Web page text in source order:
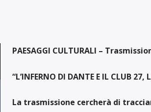
PAESAGGI CULTURALI –
“L’INFERNO DI DANTE E IL CLUB
La trasmissione cercherà di